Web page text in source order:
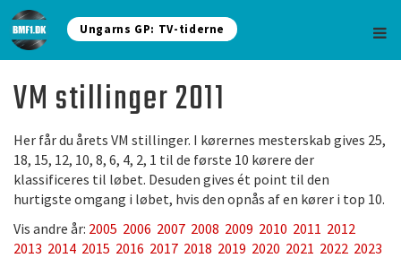
Ungarns GP: TV-tiderne
VM stillinger 2011
Her får du årets VM stillinger. I kørernes mesterskab gives 25,
18, 15, 12, 10, 8, 6, 4, 2, 1 til de første 10 kørere der
klassificeres til løbet. Desuden gives ét point til den
hurtigste omgang i løbet, hvis den opnås af en kører i top 10.
Vis andre år: 2005 2006 2007 2008 2009 2010 2011 2012
2013 2014 2015 2016 2017 2018 2019 2020 2021 2022 2023